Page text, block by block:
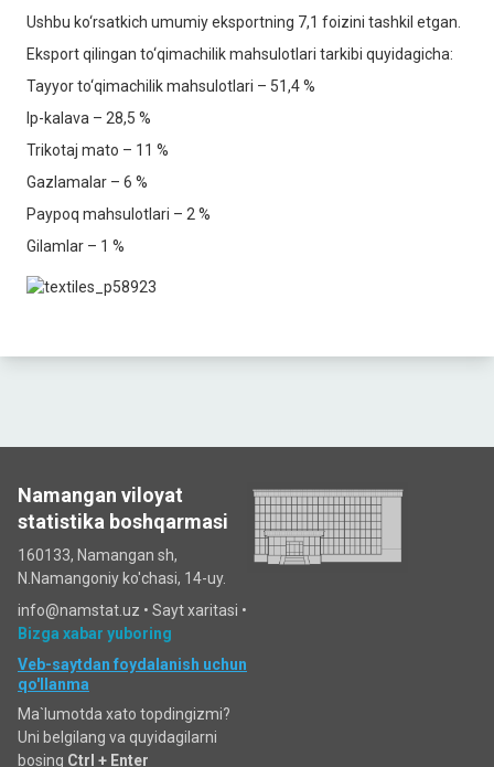
Ushbu ko‘rsatkich umumiy eksportning 7,1 foizini tashkil etgan.
Eksport qilingan to‘qimachilik mahsulotlari tarkibi quyidagicha:
Tayyor to‘qimachilik mahsulotlari – 51,4 %
Ip-kalava – 28,5 %
Trikotaj mato – 11 %
Gazlamalar – 6 %
Paypoq mahsulotlari – 2 %
Gilamlar – 1 %
Namangan viloyat
statistika boshqarmasi
160133, Namangan sh,
N.Namangoniy ko'chasi, 14-uy.
info@namstat.uz • Sayt xaritasi •
Bizga xabar yuboring
Veb-saytdan foydalanish uchun
qo'llanma
Ma`lumotda xato topdingizmi?
Uni belgilang va quyidagilarni
bosing Ctrl + Enter